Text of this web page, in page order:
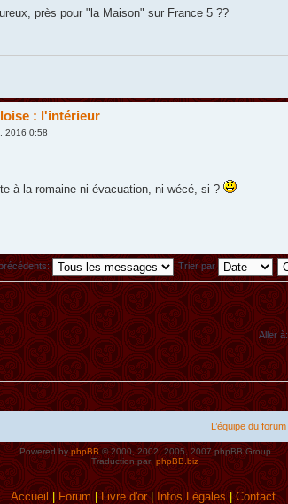
près pour "la Maison" sur France 5 ??
: l'intérieur
2016 0:58
à la romaine ni évacuation, ni wécé, si ?
Trier par
Aller à:
L’équipe du forum
Powered byphpBB© 2000, 2002, 2005, 2007 phpBB Group
Traduction par: phpBB.biz
Accueil| Forum |Livre d'or| Infos Lègales|Contact